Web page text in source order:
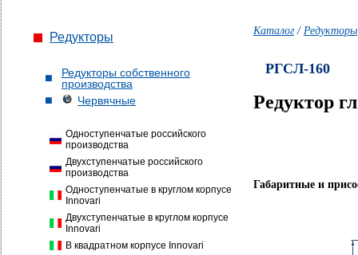
Редукторы
Редукторы собственного
производства
Червячные
Одноступенчатые российского
производства
Двухступенчатые российского
производства
Одноступенчатые в круглом корпусе
Innovari
Двухступенчатые в круглом корпусе
Innovari
В квадратном корпусе Innovari
Каталог / Редукторы
РГСЛ-160
Редуктор
Габаритные и